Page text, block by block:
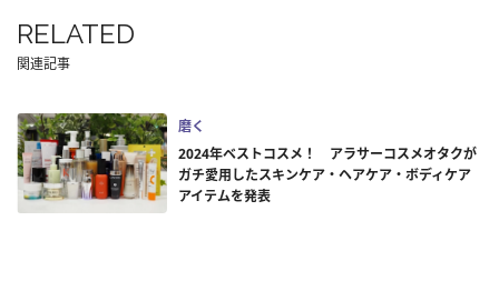
RELATED
関連記事
磨く
2024年ベストコスメ！ アラサーコスメオタクが
ガチ愛用したスキンケア・ヘアケア・ボディケア
アイテムを発表